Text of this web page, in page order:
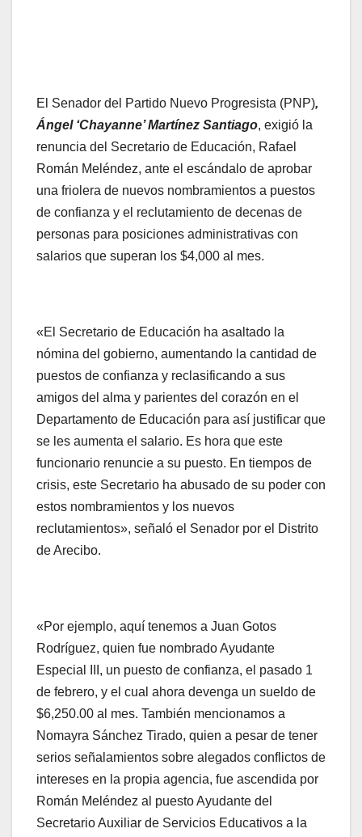
El Senador del Partido Nuevo Progresista (PNP),
Ángel ‘Chayanne’ Martínez Santiago, exigió la
renuncia del Secretario de Educación, Rafael
Román Meléndez, ante el escándalo de aprobar
una friolera de nuevos nombramientos a puestos
de confianza y el reclutamiento de decenas de
personas para posiciones administrativas con
salarios que superan los $4,000 al mes.
«El Secretario de Educación ha asaltado la
nómina del gobierno, aumentando la cantidad de
puestos de confianza y reclasificando a sus
amigos del alma y parientes del corazón en el
Departamento de Educación para así justificar que
se les aumenta el salario. Es hora que este
funcionario renuncie a su puesto. En tiempos de
crisis, este Secretario ha abusado de su poder con
estos nombramientos y los nuevos
reclutamientos», señaló el Senador por el Distrito
de Arecibo.
«Por ejemplo, aquí tenemos a Juan Gotos
Rodríguez, quien fue nombrado Ayudante
Especial III, un puesto de confianza, el pasado 1
de febrero, y el cual ahora devenga un sueldo de
$6,250.00 al mes. También mencionamos a
Nomayra Sánchez Tirado, quien a pesar de tener
serios señalamientos sobre alegados conflictos de
intereses en la propia agencia, fue ascendida por
Román Meléndez al puesto Ayudante del
Secretario Auxiliar de Servicios Educativos a la